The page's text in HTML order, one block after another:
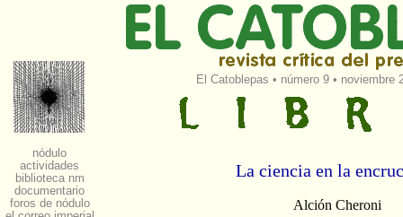
El Catoblepas • número 9 • noviembre
La ciencia en la
Alción Cheroni